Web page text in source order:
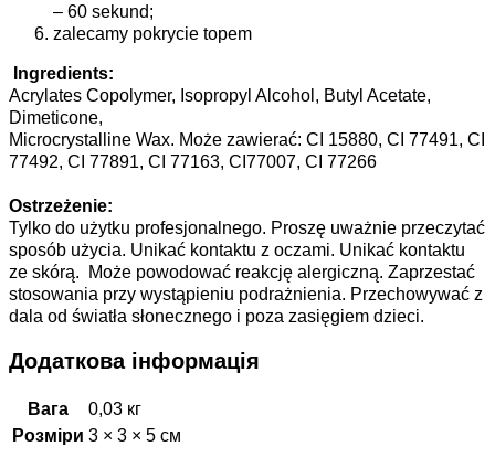
– 60 sekund;
zalecamy pokrycie topem
Ingredients:
Acrylates Copolymer, Isopropyl Alcohol, Butyl Acetate,
Dimeticone,
Microcrystalline Wax. Może zawierać: CI 15880, CI 77491, CI
77492, CI 77891, CI 77163, CI77007, CI 77266
Ostrzeżenie:
Tylko do użytku profesjonalnego. Proszę uważnie przeczytać
sposób użycia. Unikać kontaktu z oczami. Unikać kontaktu
ze skórą. Może powodować reakcję alergiczną. Zaprzestać
stosowania przy wystąpieniu podrażnienia. Przechowywać z
dala od światła słonecznego i poza zasięgiem dzieci.
Додаткова інформація
Вага
0,03 кг
Розміри 3 × 3 × 5 см